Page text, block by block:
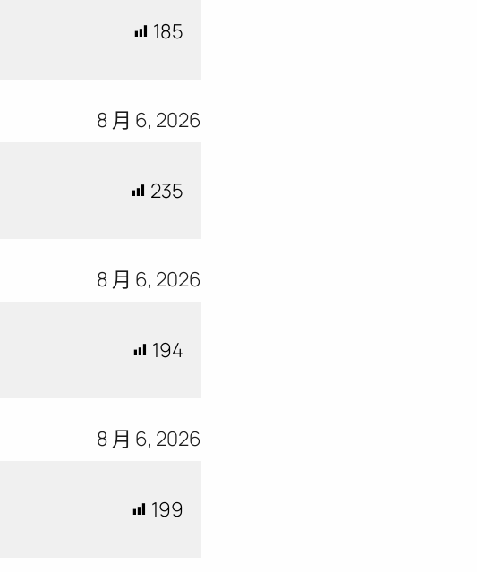
185
8 月 6, 2026
235
8 月 6, 2026
194
8 月 6, 2026
199